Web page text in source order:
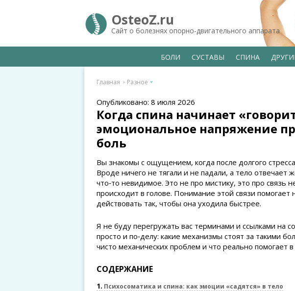
OsteoZ.ru
Сайт о болезнях опорно-двигательного аппарата
БОЛИ СУСТАВЫ СПИНА
Главная Разное
Опубликовано: 8 июля 2026
Когда спина начинает
эмоциональное напряжение
боль
Вы знакомы с ощущением, когда после долгого
Вроде ничего не тягали и не падали, а тело отвечает
что‑то невидимое. Это не про мистику, это про связь
происходит в голове. Понимание этой связи помогает
действовать так, чтобы она уходила быстрее.
Я не буду перегружать вас терминами и ссылками на
просто и по‑делу: какие механизмы стоят за такими
чисто механических проблем и что реально помогает
СОДЕРЖАНИЕ
1 Психосоматика и спина: как эмоции «садятся» в тело